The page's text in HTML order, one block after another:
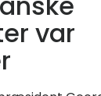
var